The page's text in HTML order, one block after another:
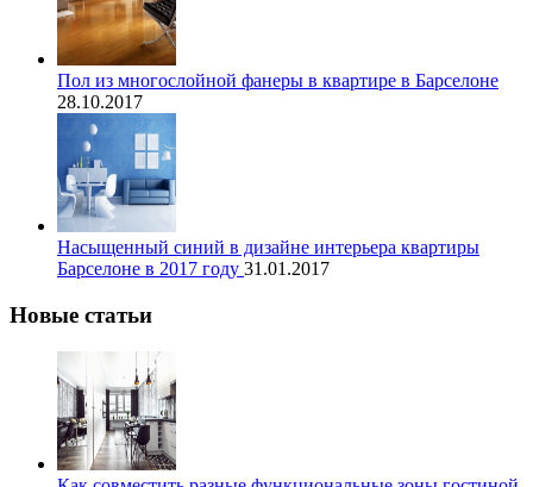
Пол из многослойной фанеры в квартире в Барселоне
28.10.2017
Насыщенный синий в дизайне интерьера квартиры
Барселоне в 2017 году 31.01.2017
Новые статьи